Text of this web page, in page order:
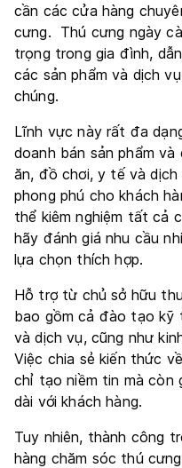
cần các cửa hàng
cưng. Thú cưng ngày
trọng trong gia đình,
các sản phẩm và dịch
chúng.
Lĩnh vực này rất đa
doanh bán sản phẩm
ăn, đồ chơi, y tế và
phong phú cho khách
thể kiêm nghiệm tất cả
hãy đánh giá nhu cầu
lựa chọn thích hợp.
Hỗ trợ từ chủ sở hữu
bao gồm cả đào tạo kỹ
và dịch vụ, cũng như
Việc chia sẻ kiến thức
chỉ tạo niềm tin mà còn
dài với khách hàng.
Tuy nhiên, thành công
hàng chăm sóc thú